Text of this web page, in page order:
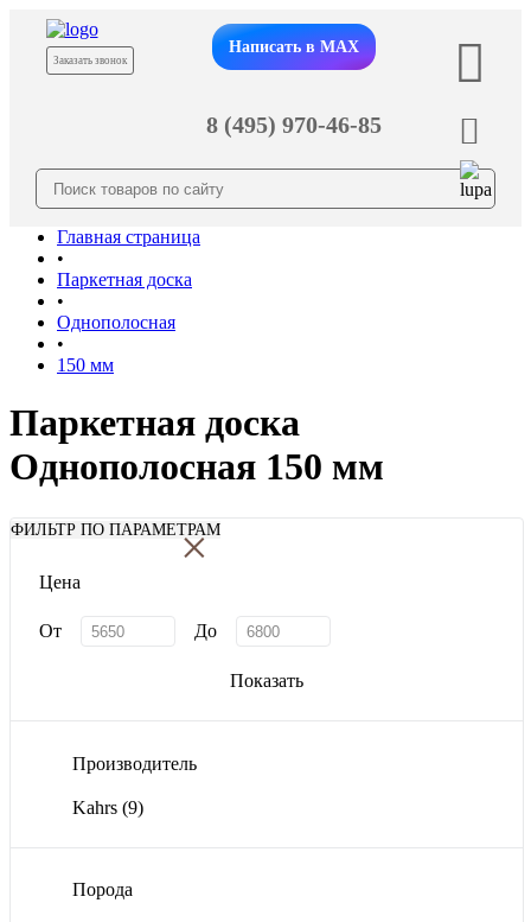
Заказать звонок
Написать в MAX
8 (495) 970-46-85
Главная страница
•
Паркетная доска
•
Однополосная
•
150 мм
Паркетная доска
Однополосная 150 мм
ФИЛЬТР ПО ПАРАМЕТРАМ
×
Цена
От До
Показать
Производитель
Kahrs (9)
Порода